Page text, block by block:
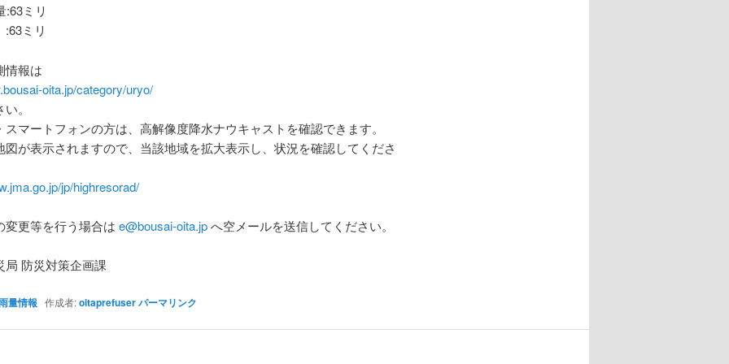
:63ミリ
ミリ
情報は
oita.jp/category/uryo/
。
スマートフォンの方は、高解像度降水ナウキャストを確認できます。
図が表示されますので、当該地域を拡大表示し、状況を確認してくださ
jp/highresorad/
変更等を行う場合は e@bousai-oita.jpへ空メールを送信してください。
局 防災対策企画課
量情報 作成者:oitaprefuserパーマリンク